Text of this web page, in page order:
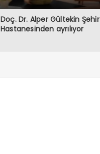
Doç. Dr. Alper Gültekin Şehir
Hastanesinden ayrılıyor